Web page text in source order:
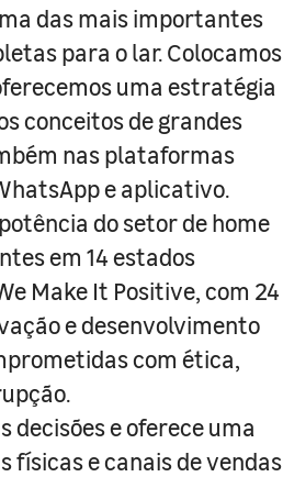
das mais importantes
para o lar. Colocamos
uma estratégia
conceitos de grandes
nas plataformas
e aplicativo.
do setor de home
em 14 estados
Make It Positive, com 24
e desenvolvimento
com ética,
decisões e oferece uma
físicas e canais de vendas